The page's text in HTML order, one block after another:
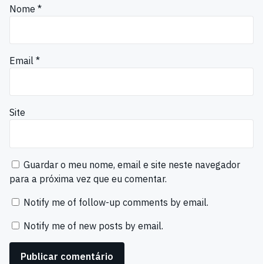
Nome *
Email *
Site
Guardar o meu nome, email e site neste navegador
para a próxima vez que eu comentar.
Notify me of follow-up comments by email.
Notify me of new posts by email.